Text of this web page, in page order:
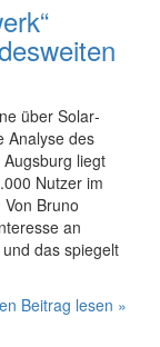
über Solar­
Analyse des
liegt
Nutzer im
Bruno
an
das spiegelt
Beitrag lesen »